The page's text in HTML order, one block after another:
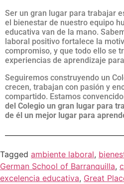
Ser un gran lugar para trabajar
el bienestar de nuestro equipo
educativa van de la mano.
laboral positivo fortalece la
compromiso, y que todo ello se
experiencias de aprendizaje
Seguiremos construyendo un
crecen, trabajan con pasión y
compartido. Estamos
del Colegio un gran lugar para
de él un mejor lugar para
Tagged ambiente laboral,
German School of Barranquilla,
excelencia educativa, Great